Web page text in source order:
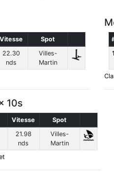
Vitesse
Spot
22.30
nds
Villes-
Martin
10s
Vitesse
Spot
21.98
nds
Villes-
Martin